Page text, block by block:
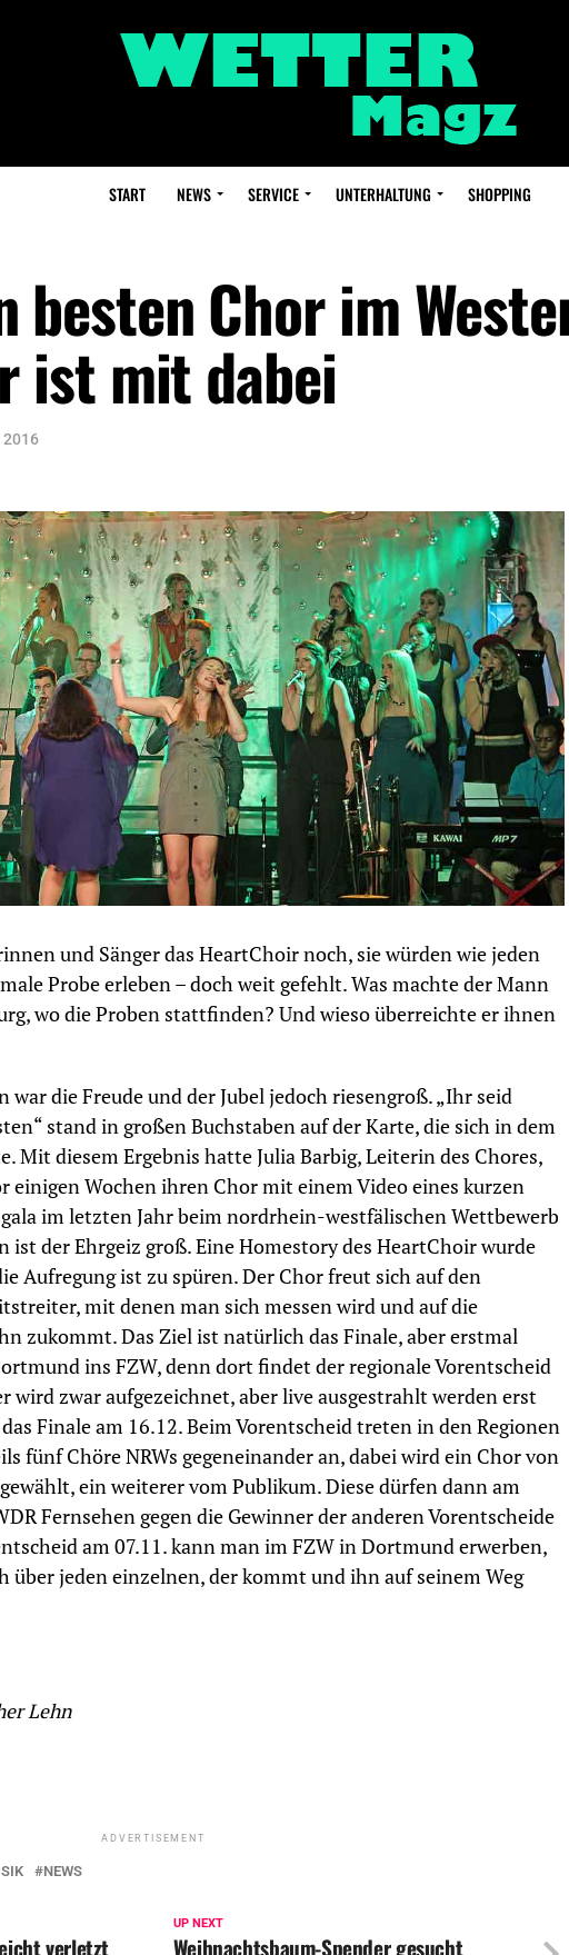
START NEWS SERVICE UNTERHALTUNG SHOPPING
besten Chor im
ist mit dabei
2016
und Sänger das HeartChoir noch, sie würden wie jeden
Probe erleben – doch weit gefehlt. Was machte der Mann
wo die Proben stattfinden? Und wieso überreichte er ihnen
war die Freude und der Jubel jedoch riesengroß. „Ihr seid
stand in großen Buchstaben auf der Karte, die sich in dem
Mit diesem Ergebnis hatte Julia Barbig, Leiterin des Chores,
einigen Wochen ihren Chor mit einem Video eines kurzen
im letzten Jahr beim nordrhein-westfälischen Wettbewerb
ist der Ehrgeiz groß. Eine Homestory des HeartChoir wurde
Aufregung ist zu spüren. Der Chor freut sich auf den
mit denen man sich messen wird und auf die
zukommt. Das Ziel ist natürlich das Finale, aber erstmal
ins FZW, denn dort findet der regionale Vorentscheid
wird zwar aufgezeichnet, aber live ausgestrahlt werden erst
Finale am 16.12. Beim Vorentscheid treten in den Regionen
fünf Chöre NRWs gegeneinander an, dabei wird ein Chor von
ein weiterer vom Publikum. Diese dürfen dann am
Fernsehen gegen die Gewinner der anderen Vorentscheide
am 07.11. kann man im FZW in Dortmund erwerben,
über jeden einzelnen, der kommt und ihn auf seinem Weg
Lehn
ADVERTISEMENT
NEWS
UP NEXT
Weihnachtsbaum-Spender gesucht
verletzt